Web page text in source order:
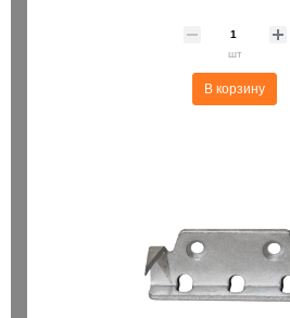
шт
В корзину